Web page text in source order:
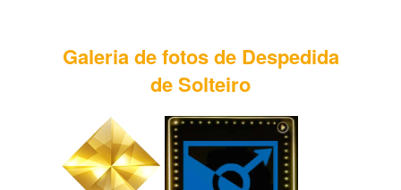
Galeria de fotos de Despedida
de Solteiro